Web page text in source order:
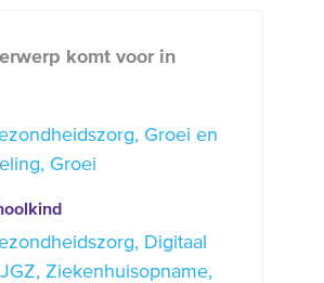
komt voor in
Groei en
Groei
Digitaal
Ziekenhuisopname